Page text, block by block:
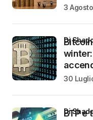
3
di
30
BTP e
di